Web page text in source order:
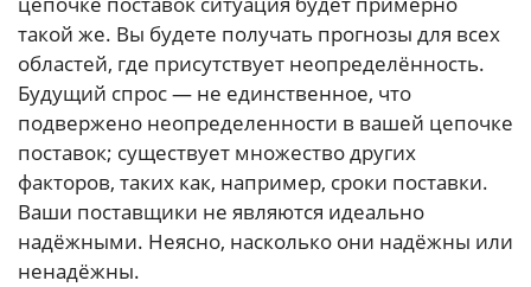
такой же. Вы будете получать прогнозы для всех
областей, где присутствует неопределённость.
Будущий спрос — не единственное, что
подвержено неопределенности в вашей цепочке
поставок; существует множество других
факторов, таких как, например, сроки поставки.
Ваши поставщики не являются идеально
надёжными. Неясно, насколько они надёжны или
ненадёжны.